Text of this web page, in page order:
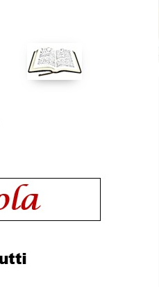
Approfondimenti